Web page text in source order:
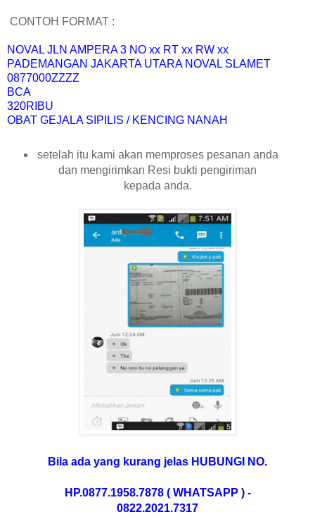
CONTOH FORMAT :
NOVAL JLN AMPERA 3 NO xx RT xx RW xx
PADEMANGAN JAKARTA UTARA NOVAL SLAMET
0877000ZZZZ
BCA
320RIBU
OBAT GEJALA SIPILIS / KENCING NANAH
setelah itu kami akan memproses pesanan anda
dan mengirimkan Resi bukti pengiriman
kepada anda.
Bila ada yang kurang jelas HUBUNGI NO.
HP.0877.1958.7878 ( WHATSAPP ) -
0822.2021.7317